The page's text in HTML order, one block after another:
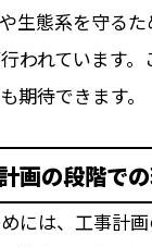
生態系を守る
われています
期待できます。
画の段階で
には、工事計